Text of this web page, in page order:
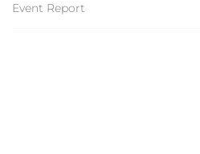
Event Report